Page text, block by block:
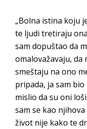
„Bolna istina koju
te ljudi tretiraju
sam dopuštao da
omalovažavaju, da
smeštaju na ono
pripada, ja sam
mislio da su oni
sam se kao
život nije kako te